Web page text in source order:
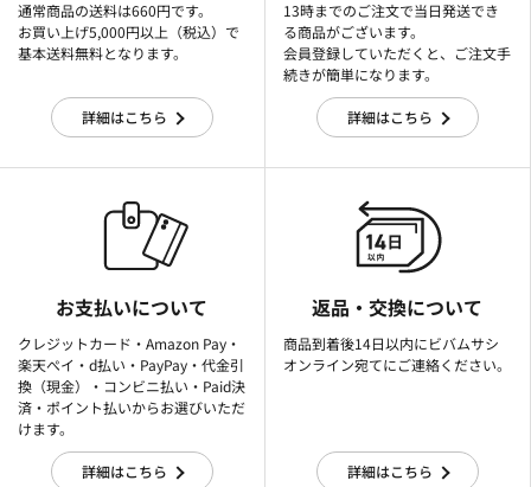
通常商品の送料は660円です。
お買い上げ5,000円以上（税込）で
基本送料無料となります。
詳細はこちら
13時までのご注文で当日発送でき
る商品がございます。
会員登録していただくと、ご注文手
続きが簡単になります。
詳細はこちら
お支払いについて
クレジットカード・Amazon Pay・
楽天ぺイ・d払い・PayPay・代金引
換（現金）・コンビニ払い・Paid決
済・ポイント払いからお選びいただ
けます。
詳細はこちら
返品・交換について
商品到着後14日以内にビバムサシ
オンライン宛てにご連絡ください。
詳細はこちら